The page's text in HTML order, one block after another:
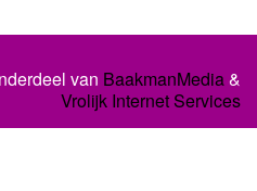
van BaakmanMedia&
Vrolijk Internet Services